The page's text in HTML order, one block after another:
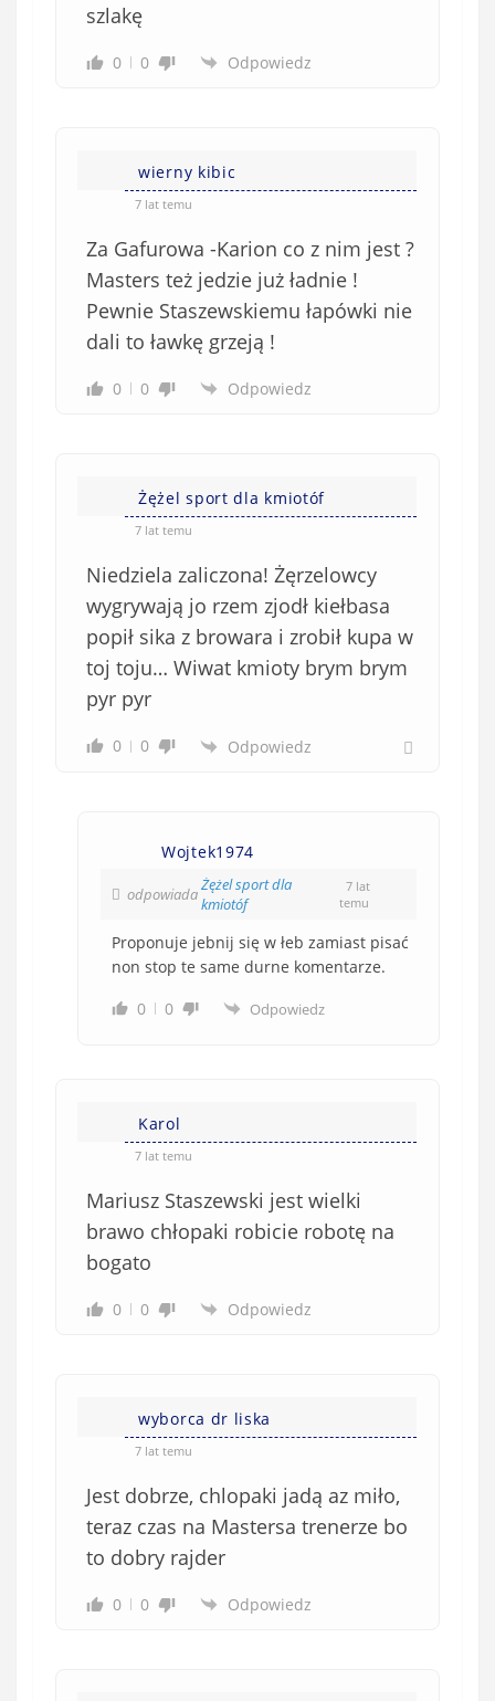
szlakę
0 0 Odpowiedz
wierny kibic
7 lat temu
Za Gafurowa -Karion co z nim jest ?
Masters też jedzie już ładnie !
Pewnie Staszewskiemu łapówki nie
dali to ławkę grzeją !
0 0 Odpowiedz
Żężel sport dla kmiotóf
7 lat temu
Niedziela zaliczona! Żęrzelowcy
wygrywają jo rzem zjodł kiełbasa
popił sika z browara i zrobił kupa w
toj toju… Wiwat kmioty brym brym
pyr pyr
0 0 Odpowiedz
Wojtek1974
odpowiadaŻężel sport dla
kmiotóf
7 lat
temu
Proponuje jebnij się w łeb zamiast pisać
non stop te same durne komentarze.
0
0 Odpowiedz
Karol
7 lat temu
Mariusz Staszewski jest wielki
brawo chłopaki robicie robotę na
bogato
0 0 Odpowiedz
wyborca dr liska
7 lat temu
Jest dobrze, chlopaki jadą az miło,
teraz czas na Mastersa trenerze bo
to dobry rajder
0 0 Odpowiedz